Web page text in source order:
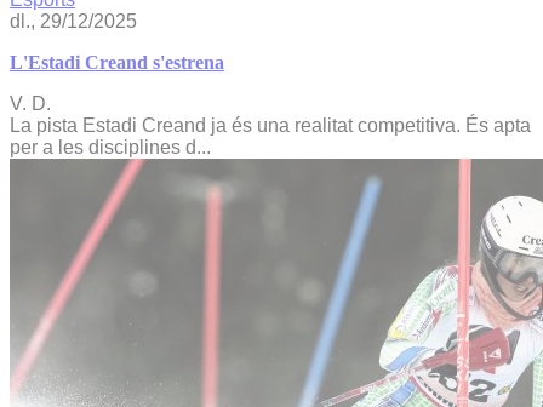
dl., 29/12/2025
L'Estadi Creand s'estrena
V. D.
La pista Estadi Creand ja és una realitat competitiva. És apta
per a les disciplines d...